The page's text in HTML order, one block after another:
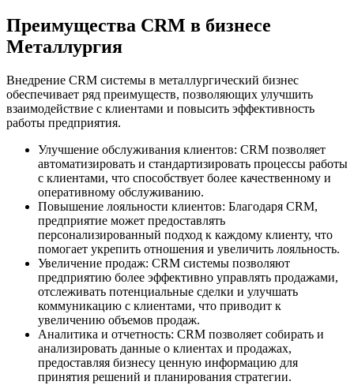
Преимущества CRM в бизнесе
Металлургия
Внедрение CRM системы в металлургический бизнес
обеспечивает ряд преимуществ, позволяющих улучшить
взаимодействие с клиентами и повысить эффективность
работы предприятия.
Улучшение обслуживания клиентов: CRM позволяет
автоматизировать и стандартизировать процессы работы
с клиентами, что способствует более качественному и
оперативному обслуживанию.
Повышение лояльности клиентов: Благодаря CRM,
предприятие может предоставлять
персонализированный подход к каждому клиенту, что
помогает укрепить отношения и увеличить лояльность.
Увеличение продаж: CRM системы позволяют
предприятию более эффективно управлять продажами,
отслеживать потенциальные сделки и улучшать
коммуникацию с клиентами, что приводит к
увеличению объемов продаж.
Аналитика и отчетность: CRM позволяет собирать и
анализировать данные о клиентах и продажах,
предоставляя бизнесу ценную информацию для
принятия решений и планирования стратегии.